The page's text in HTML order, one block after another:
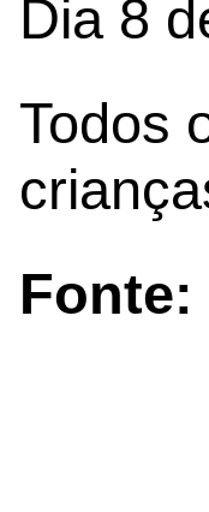
Dia 8
Todos
Fonte: